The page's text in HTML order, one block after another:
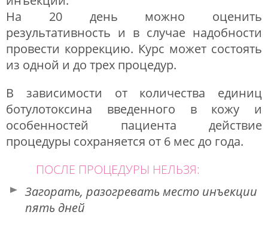
На 20 день можно оценить
результативность и в случае надобности
провести коррекцию. Курс может состоять
из одной и до трех процедур.
В зависимости от количества единиц
ботулотоксина введенного в кожу и
особенностей пациента действие
процедуры сохраняется от 6 мес до года.
ПОСЛЕ ПРОЦЕДУРЫ НЕЛЬЗЯ:
Загорать, разогревать место инъекции
пять дней